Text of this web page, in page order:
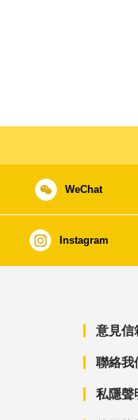
WeChat
Instagram
意見信
聯絡我
私隱聲